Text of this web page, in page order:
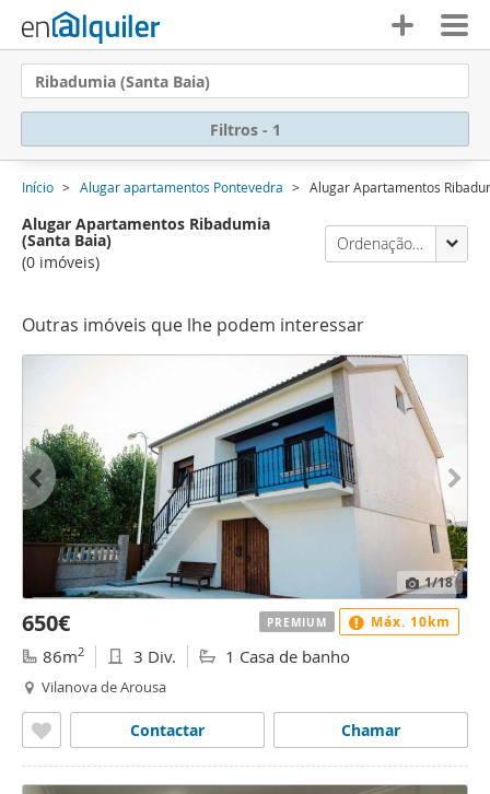
Ribadumia (Santa Baia)
Filtros - 1
Início Alugar apartamentos Pontevedra Alugar Apartamentos
Alugar Apartamentos Ribadumia
(Santa Baia)
(0 imóveis)
Ordenação Enalquiler
Outras imóveis que lhe podem interessar
1/18
650€
86m2 3 Div. 1 Casa de banho
Vilanova de Arousa
Chamar
Contactar
PREMIUM Máx. 10km